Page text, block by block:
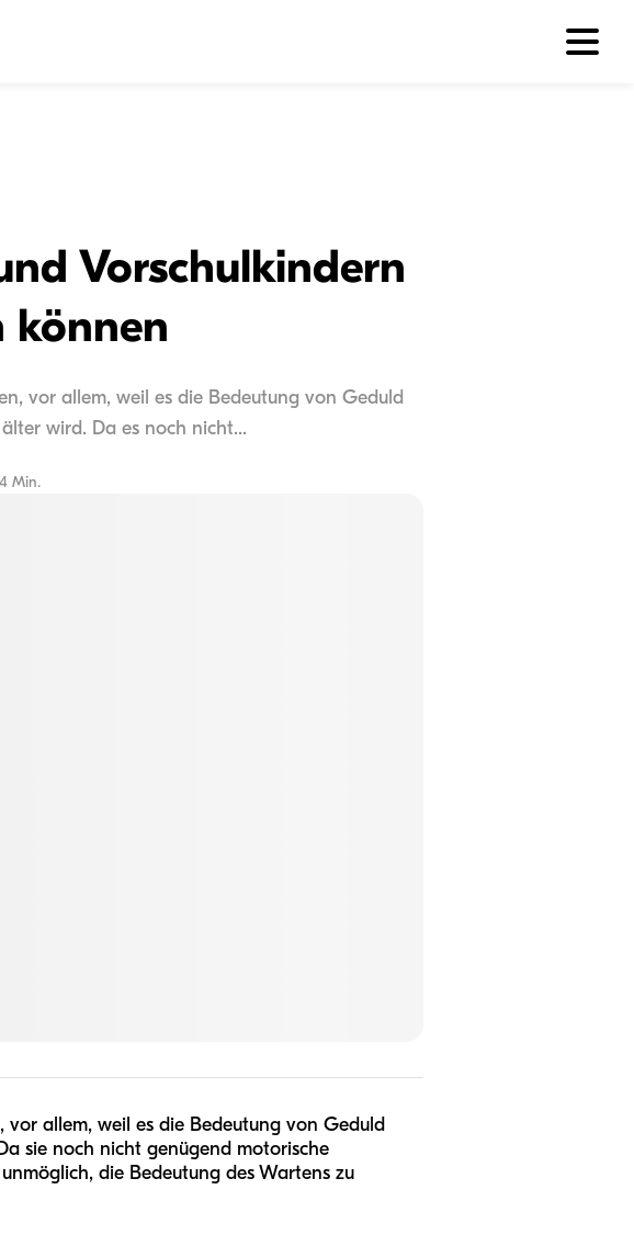
Vorschulkindern
können
vor allem, weil es die Bedeutung von Geduld
wird. Da es noch nicht...
4 Min.
allem, weil es die Bedeutung von Geduld
sie noch nicht genügend motorische
die Bedeutung des Wartens zu